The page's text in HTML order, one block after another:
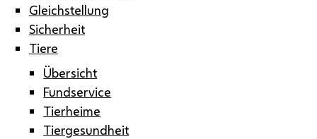
Gleichstellung
Sicherheit
Tiere
Übersicht
Fundservice
Tierheime
Tiergesundheit